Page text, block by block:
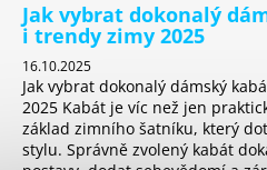
D
o
p
o
r
Jak vybrat dokonalý
i trendy zimy 2025
16.10.2025
Jak vybrat dokonalý dámský
2025 Kabát je víc než jen
základ zimního šatníku, který
stylu. Správně zvolený kabát